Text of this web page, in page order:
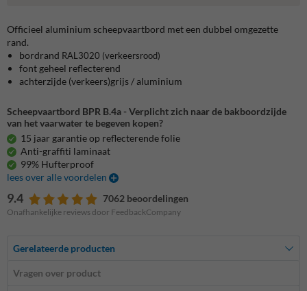
Officieel aluminium scheepvaartbord met een dubbel omgezette
rand.
bordrand RAL3020 (verkeersrood)
font geheel reflecterend
achterzijde (verkeers)grijs / aluminium
Scheepvaartbord BPR B.4a - Verplicht zich naar de bakboordzijde
van het vaarwater te begeven kopen?
15 jaar garantie op reflecterende folie
Anti-graffiti laminaat
99% Hufterproof
lees over alle voordelen
9.4 7062 beoordelingen
Onafhankelijke reviews door FeedbackCompany
Gerelateerde producten
Vragen over product